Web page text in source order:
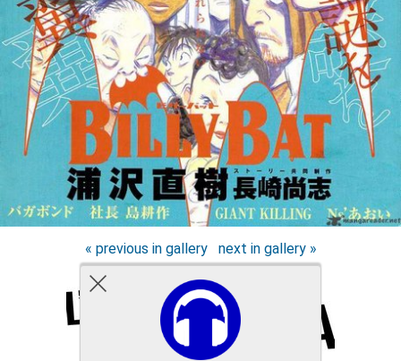
« previous in gallery next in gallery »